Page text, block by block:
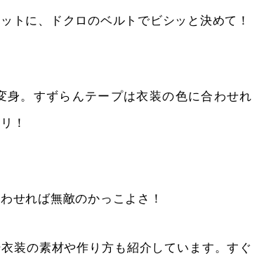
トに、ドクロのベルトでビシッと決めて！
身。すずらんテープは衣装の色に合わせれ
！
せれば無敵のかっこよさ！
装の素材や作り⽅も紹介しています。すぐ